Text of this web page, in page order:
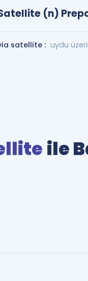
(n)
satellite : uydu
ile